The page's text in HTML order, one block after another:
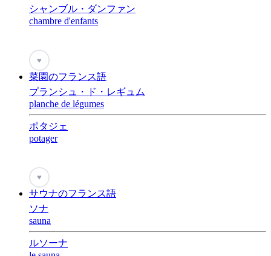
シャンブル・ダンファン
chambre d'enfants
♥
菜園のフランス語
プランシュ・ド・レギュム
planche de légumes
ポタジェ
potager
♥
サウナのフランス語
ソナ
sauna
ルソーナ